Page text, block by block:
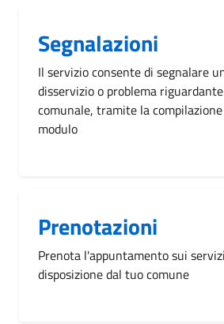
Segnalazioni
Il servizio consente di segnalare
disservizio o problema
comunale, tramite la
modulo
Prenotazioni
Prenota l'appuntamento sui
disposizione dal tuo comune